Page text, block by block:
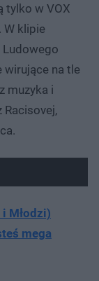
tylko w VOX
W klipie
Ludowego
wirujące na tle
muzyka i
Młodzi)
mega